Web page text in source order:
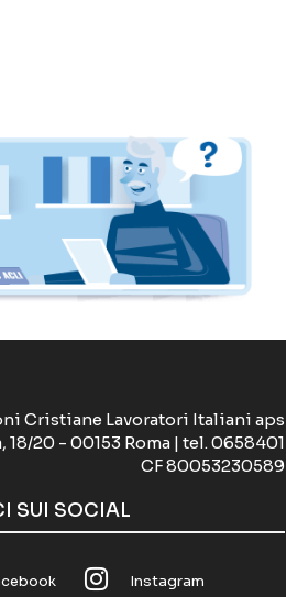
Cristiane Lavoratori Italiani aps
18/20 - 00153 Roma | tel. 0658401
CF 80053230589
SUI SOCIAL
Instagram